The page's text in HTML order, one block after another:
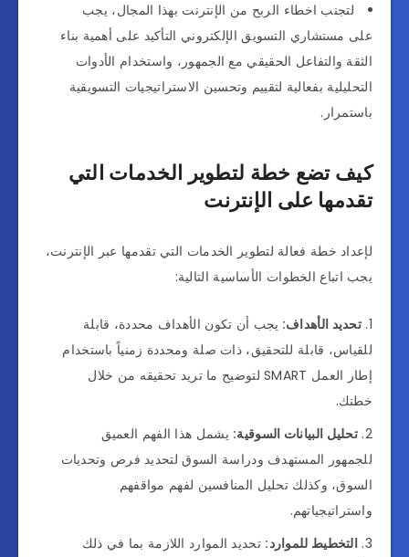
لتجنب اخطاء الربح من الإنترنت بهذا المجال، يجب
على مستشاري التسويق الإلكتروني التأكيد على أهمية بناء
الثقة والتفاعل الحقيقي مع الجمهور، واستخدام الأدوات
التحليلية بفعالية لتقييم وتحسين الاستراتيجيات التسويقية
باستمرار.
كيف تضع خطة لتطوير الخدمات التي
تقدمها على الإنترنت
لإعداد خطة فعالة لتطوير الخدمات التي تقدمها عبر الإنترنت،
يجب اتباع الخطوات الأساسية التالية:
تحديد الأهداف: يجب أن تكون الأهداف محددة، قابلة
للقياس، قابلة للتحقيق، ذات صلة ومحددة زمنياً باستخدام
إطار العمل SMART لتوضيح ما تريد تحقيقه من خلال
خطتك.
تحليل البيانات السوقية: يشمل هذا الفهم العميق
للجمهور المستهدف ودراسة السوق لتحديد فرص وتحديات
السوق، وكذلك تحليل المنافسين لفهم مواقفهم
واستراتيجياتهم.
التخطيط للموارد: تحديد الموارد اللازمة بما في ذلك